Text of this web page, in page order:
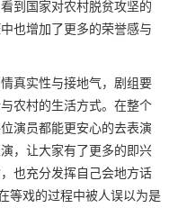
到国家对农村脱贫攻坚的
也增加了更多的荣誉感与
真实性与接地气，剧组要
农村的生活方式。在整个
演员都能更安心的去表演
，让大家有了更多的即兴
也充分发挥自己会地方话
等戏的过程中被人误以为是